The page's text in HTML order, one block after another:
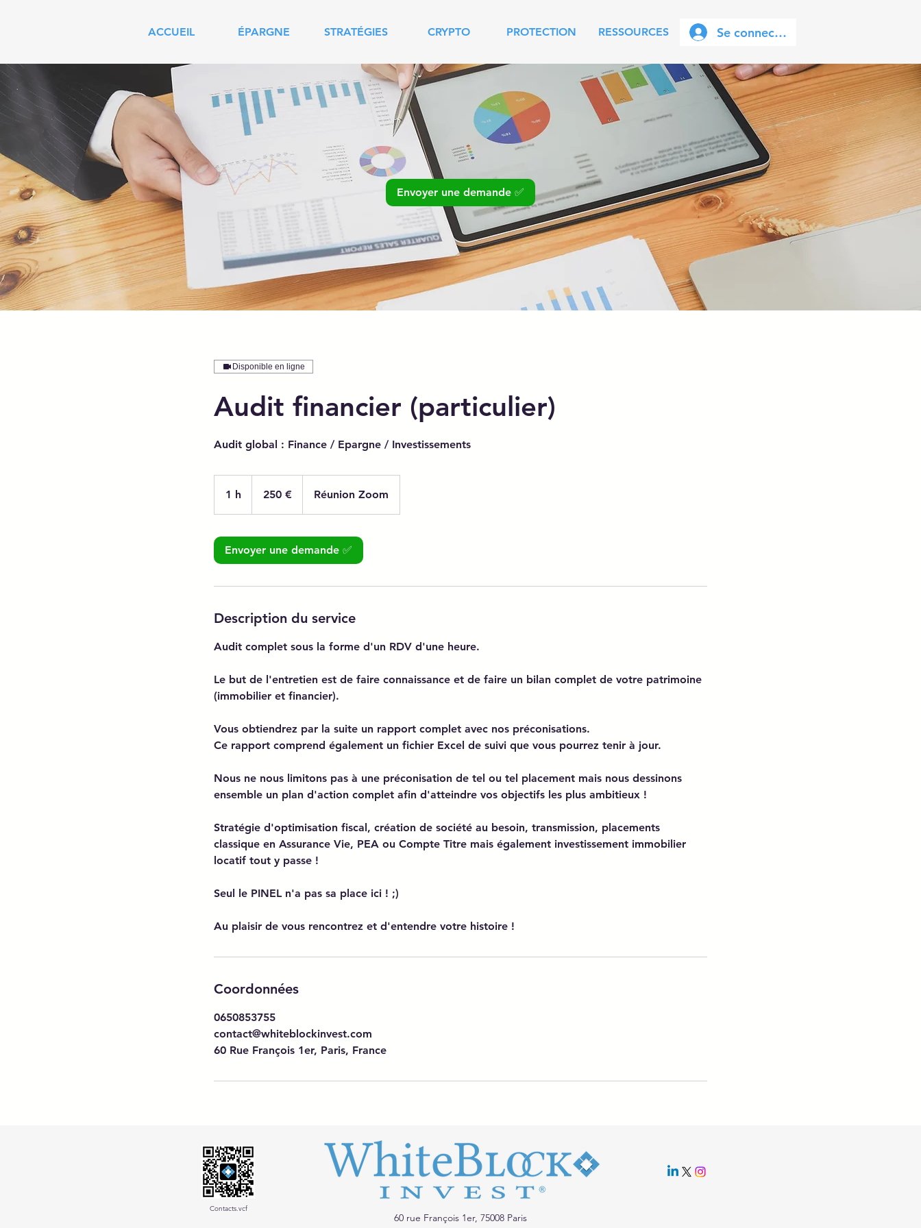
ACCUEIL ÉPARGNE STRATÉGIES CRYPTO PROTECTION RESSOURCES Se connecter
Envoyer une demande ✅
Disponible en ligne
Audit financier (particulier)
Audit global : Finance / Epargne / Investissements
1 h 250 € Réunion Zoom
Envoyer une demande ✅
Description du service
Audit complet sous la forme d'un RDV d'une heure.
Le but de l'entretien est de faire connaissance et de faire un bilan complet de votre patrimoine
(immobilier et financier).
Vous obtiendrez par la suite un rapport complet avec nos préconisations.
Ce rapport comprend également un fichier Excel de suivi que vous pourrez tenir à jour.
Nous ne nous limitons pas à une préconisation de tel ou tel placement mais nous dessinons
ensemble un plan d'action complet afin d'atteindre vos objectifs les plus ambitieux !
Stratégie d'optimisation fiscal, création de société au besoin, transmission, placements
classique en Assurance Vie, PEA ou Compte Titre mais également investissement immobilier
locatif tout y passe !
Seul le PINEL n'a pas sa place ici ! ;)
Au plaisir de vous rencontrez et d'entendre votre histoire !
Coordonnées
0650853755
contact@whiteblockinvest.com
60 Rue François 1er, Paris, France
Contacts.vcf
60 rue François 1er, 75008 Paris